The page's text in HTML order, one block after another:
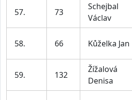
57. 73
Schejbal
Václav
58. 66 Kůželka Jan
59. 132
Žížalová
Denisa